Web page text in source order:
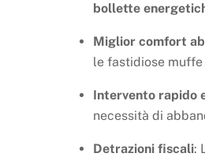
bollette
Miglior comfort
le fastidiose muffe
Intervento rapido
necessità di
Detrazioni fiscali: